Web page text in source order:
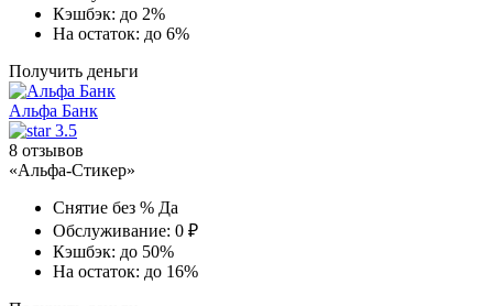
Кэшбэк: до 2%
На остаток: до 6%
Получить деньги
Альфа Банк
3.5
8 отзывов
«Альфа-Стикер»
Снятие без % Да
Обслуживание: 0 ₽
Кэшбэк: до 50%
На остаток: до 16%